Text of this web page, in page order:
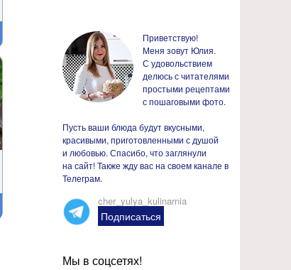
Приветствую!
Меня зовут Юлия.
С удовольствием
делюсь с читателями
простыми рецептами
с пошаговыми фото.
Пусть ваши блюда будут вкусными,
красивыми, приготовленными с душой
и любовью. Спасибо, что заглянули
на сайт! Также жду вас на своем канале в
Телеграм.
cher_yulya_kulinarnia
Подписаться
Мы в соцсетях!